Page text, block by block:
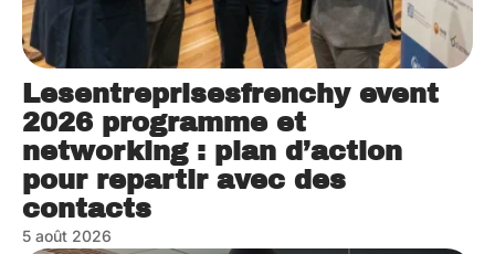
Lesentreprisesfrenchy event
2026 programme et
networking : plan d’action
pour repartir avec des
contacts
5 août 2026